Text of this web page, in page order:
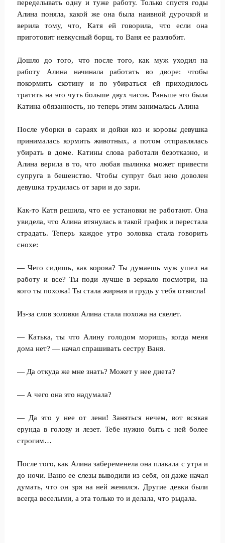
переделывать одну и туже работу. Только спустя годы
Алина поняла, какой же она была наивной дурочкой и
верила тому, что, Катя ей говорила, что если она
приготовит невкусный борщ, то Ваня ее разлюбит.
Дошло до того, что после того, как муж уходил на
работу Алина начинала работать во дворе: чтобы
покормить скотину и по убираться ей приходилось
тратить на это чуть больше двух часов. Раньше это была
Катина обязанность, но теперь этим занималась Алина
После уборки в сараях и дойки коз и коровы девушка
принималась кормить животных, а потом отправлялась
убирать в доме. Катины слова работали безотказно, и
Алина верила в то, что любая пылинка может привести
супруга в бешенство. Чтобы супруг был нею доволен
девушка трудилась от зари и до зари.
Как-то Катя решила, что ее установки не работают. Она
увидела, что Алина втянулась в такой график и перестала
страдать. Теперь каждое утро золовка стала говорить
снохе:
— Чего сидишь, как корова? Ты думаешь муж ушел на
работу и все? Ты поди лучше в зеркало посмотри, на
кого ты похожа! Ты стала жирная и грудь у тебя отвисла!
Из-за слов золовки Алина стала похожа на скелет.
— Катька, ты что Алину голодом моришь, когда меня
дома нет? — начал спрашивать сестру Ваня.
— Да откуда же мне знать? Может у нее диета?
— А чего она это надумала?
— Да это у нее от лени! Заняться нечем, вот всякая
ерунда в голову и лезет. Тебе нужно быть с ней более
строгим…
После того, как Алина забеременела она плакала с утра и
до ночи. Ваню ее слезы выводили из себя, он даже начал
думать, что он зря на ней женился. Другие девки были
всегда веселыми, а эта только то и делала, что рыдала.